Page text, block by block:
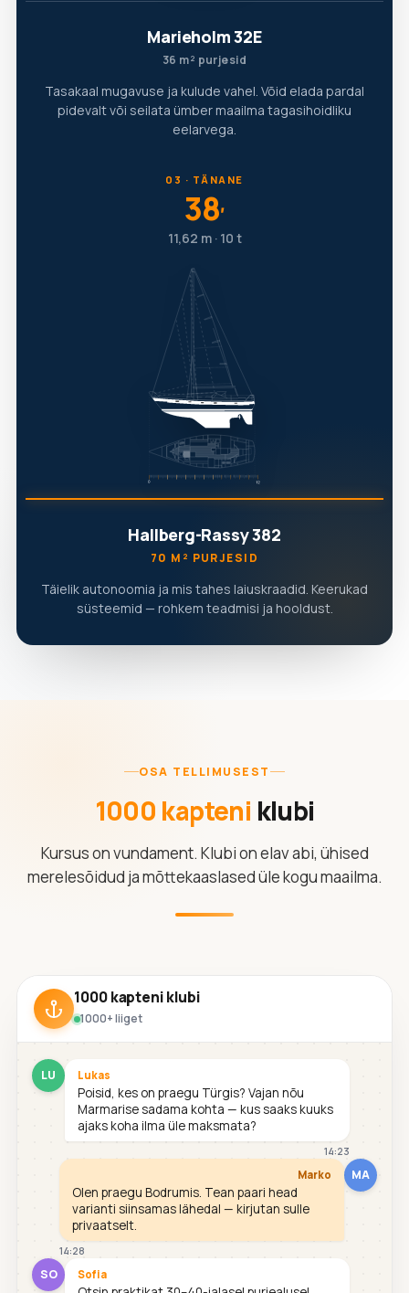
Marieholm 32E
36 m² purjesid
Tasakaal mugavuse ja kulude vahel. Võid elada pardal
pidevalt või seilata ümber maailma tagasihoidliku
eelarvega.
03 · TÄNANE
38′
11,62 m · 10 t
Hallberg-Rassy 382
70 M² PURJESID
Täielik autonoomia ja mis tahes laiuskraadid. Keerukad
süsteemid — rohkem teadmisi ja hooldust.
OSA TELLIMUSEST
1000 kapteni klubi
Kursus on vundament. Klubi on elav abi, ühised
merelesõidud ja mõttekaaslased üle kogu maailma.
1000 kapteni klubi
1000+ liiget
LU Lukas
Poisid, kes on praegu Türgis? Vajan nõu
Marmarise sadama kohta — kus saaks kuuks
ajaks koha ilma üle maksmata?
14:23
MA
Marko
Olen praegu Bodrumis. Tean paari head
varianti siinsamas lähedal — kirjutan sulle
privaatselt.
14:28
SO Sofia